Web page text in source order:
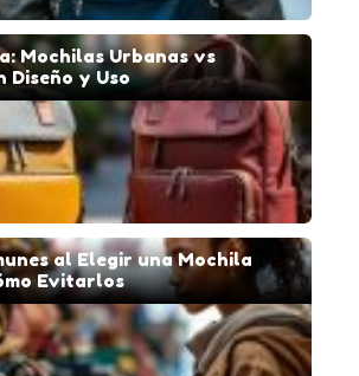
Mochilas Urbanas vs
Diseño y Uso
al Elegir una Mochila
Evitarlos